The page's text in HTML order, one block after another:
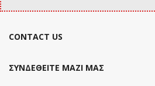
CONTACT US
ΣΥΝΔΕΘΕΙΤΕ ΜΑΖΙ ΜΑΣ